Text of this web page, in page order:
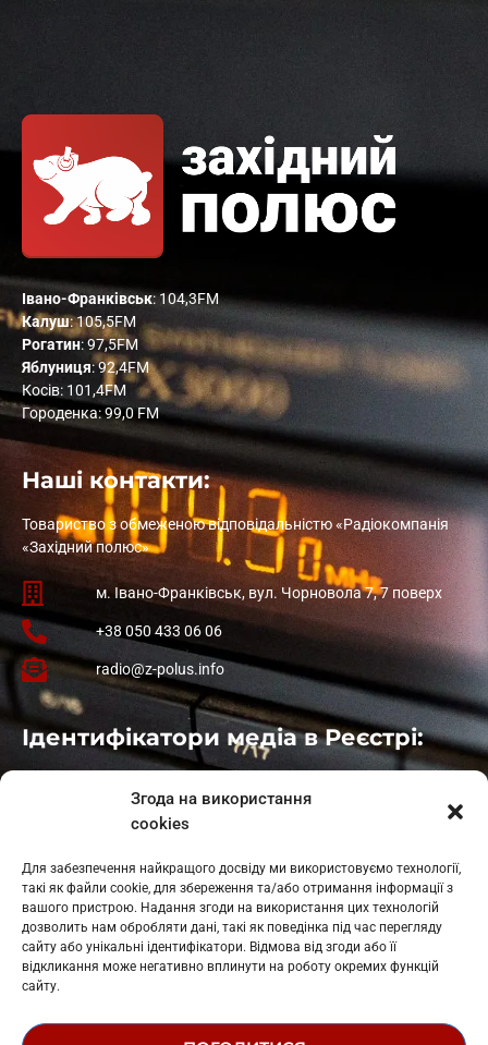
Згода на використання
cookies
Для забезпечення найкращого досвіду ми використовуємо технології,
такі як файли cookie, для збереження та/або отримання інформації з
вашого пристрою. Надання згоди на використання цих технологій
дозволить нам обробляти дані, такі як поведінка під час перегляду
сайту або унікальні ідентифікатори. Відмова від згоди або її
відкликання може негативно вплинути на роботу окремих функцій
сайту.
Івано-Франківськ: 104,3FM
Калуш: 105,5FM
Рогатин: 97,5FM
Яблуниця: 92,4FM
Косів: 101,4FM
Городенка: 99,0 FM
Наші контакти:
Товариство з обмеженою відповідальністю «Радіокомпанія
«Західний полюс»
м. Івано-Франківськ, вул. Чорновола 7, 7 поверх
+38 050 433 06 06
radio@z-polus.info
Ідентифікатори медіа в Реєстрі:
: L11-01410
: L11-01801
Косів: L11-01805
Гарасимів: L11-02274